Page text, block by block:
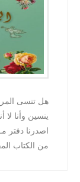
هل تنسى
من الكتاب